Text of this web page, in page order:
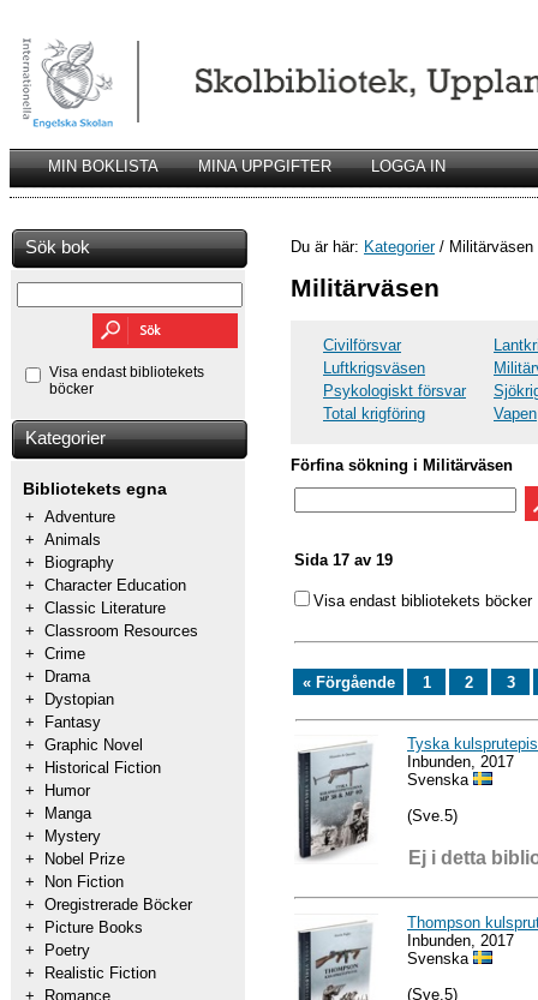
MIN BOKLISTA MINA UPPGIFTER LOGGA IN
Sök bok
Visa endast bibliotekets
böcker
Kategorier
Bibliotekets egna
+ Adventure
+ Animals
+
Biography
+ Character Education
+ Classic Literature
+ Classroom Resources
+ Crime
+
Drama
+
Dystopian
+
Fantasy
+ Graphic Novel
+
Historical Fiction
+
Humor
+
Manga
+
Mystery
+
Nobel Prize
+
Non Fiction
+ Oregistrerade Böcker
+
Picture Books
+
Poetry
+
Realistic Fiction
+
Romance
Du är här: Kategorier/ Militärväsen
Militärväsen
Civilförsvar
Luftkrigsväsen
Psykologiskt försvar
Total krigföring
Vapen
Förfina sökning i Militärväsen
Sida 17 av 19
Visa endast bibliotekets böcker
« Förgående 1 2 3
Tyska
Inbunden, 2017
Svenska
(Sve.5)
Ej i detta
Thompson
Inbunden, 2017
Svenska
(Sve.5)